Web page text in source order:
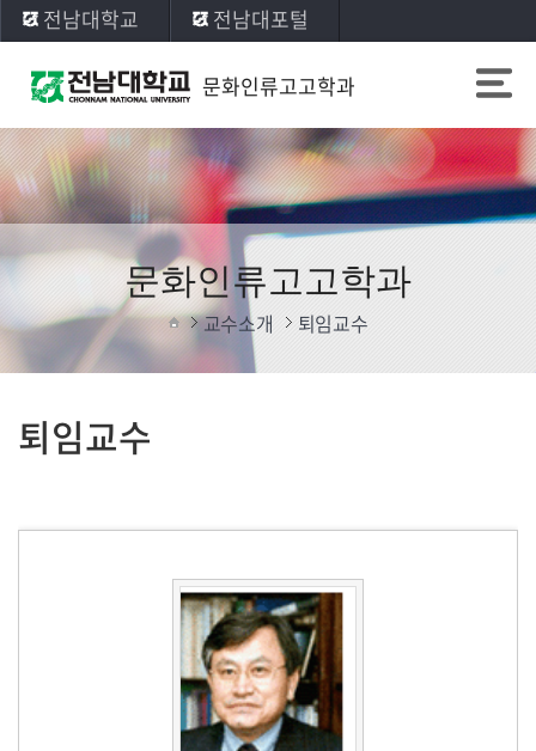
전남대학교 전남대포털
문화인류고고학과
문화인류고고학과
교수소개 퇴임교수
퇴임교수